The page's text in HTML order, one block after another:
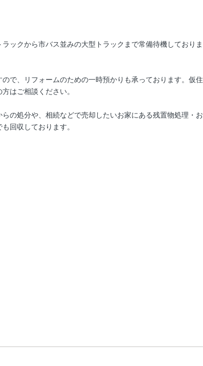
ックから市バス並みの大型トラックまで常備待機しておりま
で、リフォームのための一時預かりも承っております。仮住
はご相談ください。
の処分や、相続などで売却したいお家にある残置物処理・お
回収しております。